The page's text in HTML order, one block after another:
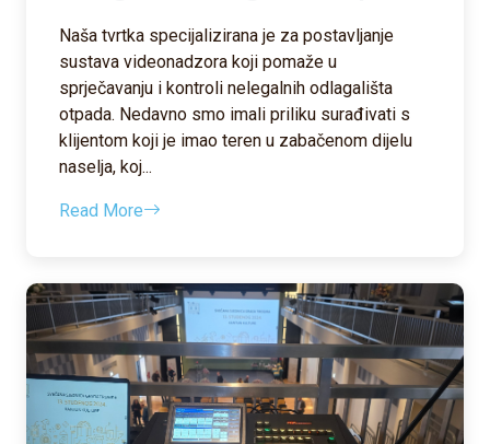
Naša tvrtka specijalizirana je za postavljanje
sustava videonadzora koji pomaže u
sprječavanju i kontroli nelegalnih odlagališta
otpada. Nedavno smo imali priliku surađivati s
klijentom koji je imao teren u zabačenom dijelu
naselja, koj...
Read More